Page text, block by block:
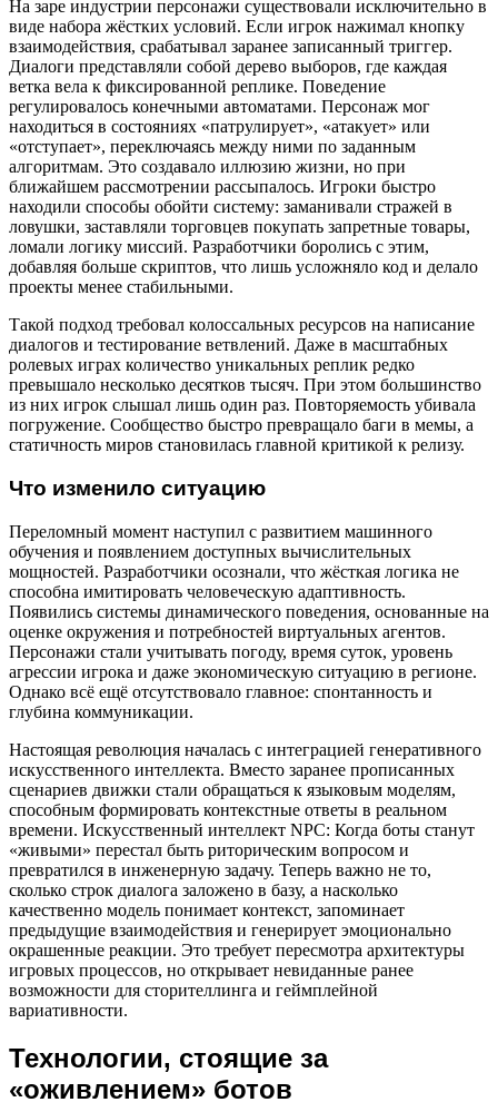
На заре индустрии персонажи существовали исключительно в
виде набора жёстких условий. Если игрок нажимал кнопку
взаимодействия, срабатывал заранее записанный триггер.
Диалоги представляли собой дерево выборов, где каждая
ветка вела к фиксированной реплике. Поведение
регулировалось конечными автоматами. Персонаж мог
находиться в состояниях «патрулирует», «атакует» или
«отступает», переключаясь между ними по заданным
алгоритмам. Это создавало иллюзию жизни, но при
ближайшем рассмотрении рассыпалось. Игроки быстро
находили способы обойти систему: заманивали стражей в
ловушки, заставляли торговцев покупать запретные товары,
ломали логику миссий. Разработчики боролись с этим,
добавляя больше скриптов, что лишь усложняло код и делало
проекты менее стабильными.
Такой подход требовал колоссальных ресурсов на написание
диалогов и тестирование ветвлений. Даже в масштабных
ролевых играх количество уникальных реплик редко
превышало несколько десятков тысяч. При этом большинство
из них игрок слышал лишь один раз. Повторяемость убивала
погружение. Сообщество быстро превращало баги в мемы, а
статичность миров становилась главной критикой к релизу.
Что изменило ситуацию
Переломный момент наступил с развитием машинного
обучения и появлением доступных вычислительных
мощностей. Разработчики осознали, что жёсткая логика не
способна имитировать человеческую адаптивность.
Появились системы динамического поведения, основанные на
оценке окружения и потребностей виртуальных агентов.
Персонажи стали учитывать погоду, время суток, уровень
агрессии игрока и даже экономическую ситуацию в регионе.
Однако всё ещё отсутствовало главное: спонтанность и
глубина коммуникации.
Настоящая революция началась с интеграцией генеративного
искусственного интеллекта. Вместо заранее прописанных
сценариев движки стали обращаться к языковым моделям,
способным формировать контекстные ответы в реальном
времени. Искусственный интеллект NPC: Когда боты станут
«живыми» перестал быть риторическим вопросом и
превратился в инженерную задачу. Теперь важно не то,
сколько строк диалога заложено в базу, а насколько
качественно модель понимает контекст, запоминает
предыдущие взаимодействия и генерирует эмоционально
окрашенные реакции. Это требует пересмотра архитектуры
игровых процессов, но открывает невиданные ранее
возможности для сторителлинга и геймплейной
вариативности.
Технологии, стоящие за
«оживлением» ботов